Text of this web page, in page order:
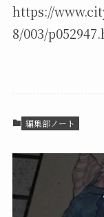
https://
8/003/
編集部ノート